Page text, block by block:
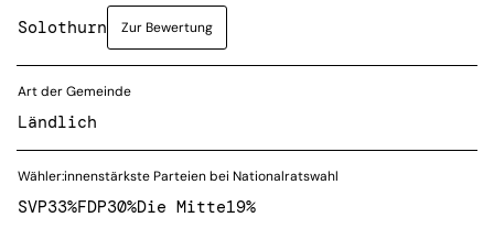
Solothurn Zur Bewertung
Art der Gemeinde
Ländlich
Wähler:innenstärkste Parteien bei Nationalratswahl
SVP33%FDP30%Die Mitte19%